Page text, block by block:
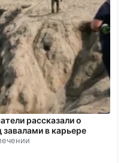
рассказали о
завалами в карьере